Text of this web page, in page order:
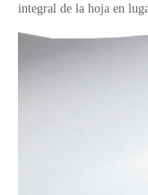
integral de la hoja en